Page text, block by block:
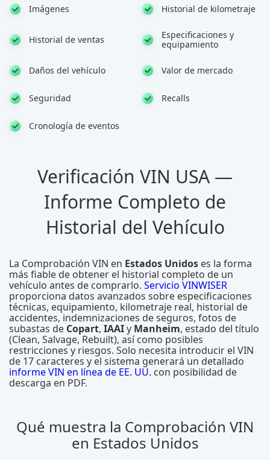
Imágenes Historial de kilometraje
Historial de ventas
Especificaciones y
equipamiento
Daños del vehículo Valor de mercado
Seguridad Recalls
Cronología de eventos
Verificación VIN USA —
Informe Completo de
Historial del Vehículo
La Comprobación VIN en Estados Unidos es la forma
más fiable de obtener el historial completo de un
vehículo antes de comprarlo. Servicio VINWISER
proporciona datos avanzados sobre especificaciones
técnicas, equipamiento, kilometraje real, historial de
accidentes, indemnizaciones de seguros, fotos de
subastas de Copart, IAAIy Manheim, estado del título
(Clean, Salvage, Rebuilt), así como posibles
restricciones y riesgos. Solo necesita introducir el VIN
de 17 caracteres y el sistema generará un detallado
informe VIN en línea de EE. UU. con posibilidad de
descarga en PDF.
Qué muestra la Comprobación VIN
en Estados Unidos